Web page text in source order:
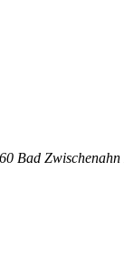
Bad Zwischenahn